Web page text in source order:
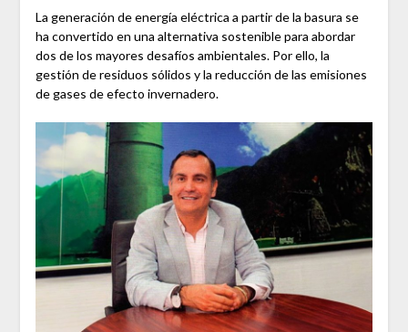
La generación de energía eléctrica a partir de la basura se
ha convertido en una alternativa sostenible para abordar
dos de los mayores desafíos ambientales. Por ello, la
gestión de residuos sólidos y la reducción de las emisiones
de gases de efecto invernadero.